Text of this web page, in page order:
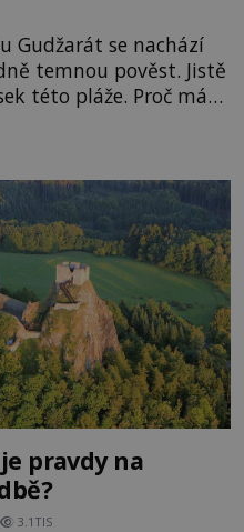
Gudžarát se nachází
temnou pověst. Jistě
této pláže. Proč má
jsou
k nevysvětlitelným
pláž Dumas ve městě
pravdy na
3.1TIS